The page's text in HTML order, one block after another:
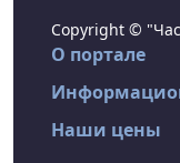
Copyright ©
О портале
Наши цены